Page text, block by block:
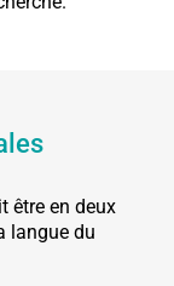
être en deux
langue du